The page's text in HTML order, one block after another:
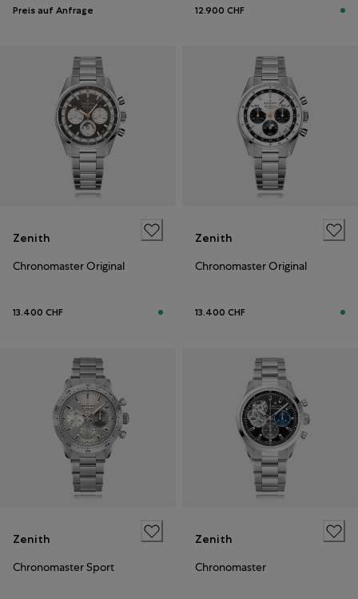
Preis auf Anfrage 12.900 CHF
Zenith
Chronomaster Original
13.400 CHF
Zenith
Chronomaster Original
13.400 CHF
Zenith
Chronomaster Sport
Zenith
Chronomaster